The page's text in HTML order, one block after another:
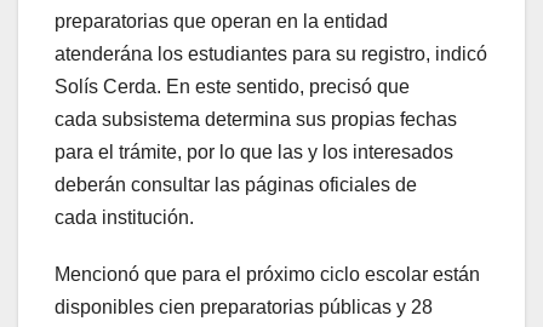
preparatorias que operan en la entidad
atenderána los estudiantes para su registro, indicó
Solís Cerda. En este sentido, precisó que
cada subsistema determina sus propias fechas
para el trámite, por lo que las y los interesados
deberán consultar las páginas oficiales de
cada institución.
Mencionó que para el próximo ciclo escolar están
disponibles cien preparatorias públicas y 28